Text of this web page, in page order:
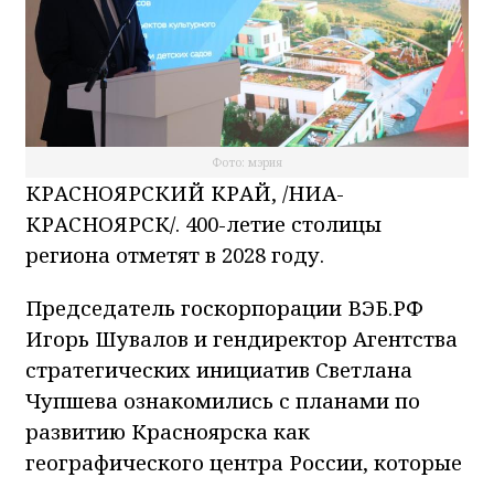
Фото: мэрия
КРАСНОЯРСКИЙ КРАЙ, /НИА-
КРАСНОЯРСК/. 400-летие столицы
региона отметят в 2028 году.
Председатель госкорпорации ВЭБ.РФ
Игорь Шувалов и гендиректор Агентства
стратегических инициатив Светлана
Чупшева ознакомились с планами по
развитию Красноярска как
географического центра России, которые